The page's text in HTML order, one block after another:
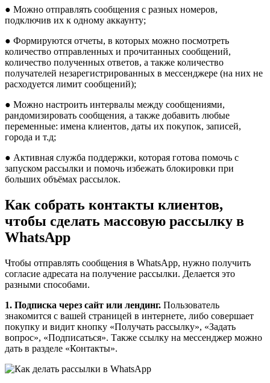
● Можно отправлять сообщения с разных номеров,
подключив их к одному аккаунту;
● Формируются отчеты, в которых можно посмотреть
количество отправленных и прочитанных сообщений,
количество полученных ответов, а также количество
получателей незарегистрированных в мессенджере (на них не
расходуется лимит сообщений);
● Можно настроить интервалы между сообщениями,
рандомизировать сообщения, а также добавить любые
переменные: имена клиентов, даты их покупок, записей,
города и т.д;
● Активная служба поддержки, которая готова помочь с
запуском рассылки и помочь избежать блокировки при
больших объёмах рассылок.
Как собрать контакты клиентов,
чтобы сделать массовую рассылку в
WhatsApp
Чтобы отправлять сообщения в WhatsApp, нужно получить
согласие адресата на получение рассылки. Делается это
разными способами.
1. Подписка через сайт или лендинг. Пользователь
знакомится с вашей страницей в интернете, либо совершает
покупку и видит кнопку «Получать рассылку», «Задать
вопрос», «Подписаться». Также ссылку на мессенджер можно
дать в разделе «Контакты».